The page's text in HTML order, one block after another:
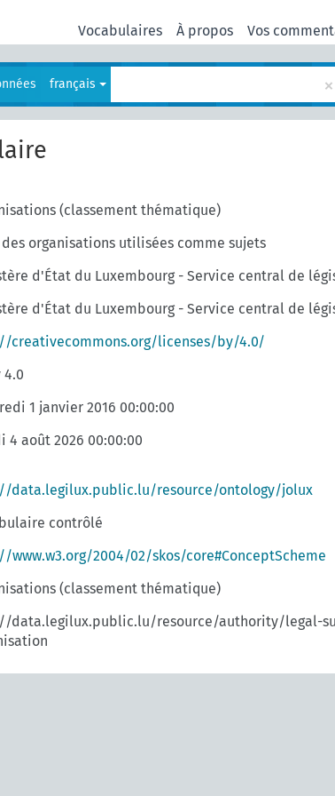
Vocabulaires À propos Vos
français ×
(classement thématique)
organisations utilisées comme sujets
d'État du Luxembourg - Service central de
d'État du Luxembourg - Service central de
creativecommons.org/licenses/by/4.0/
4.0
1 janvier 2016 00:00:00
4 août 2026 00:00:00
data.legilux.public.lu/resource/ontology/jolux
contrôlé
www.w3.org/2004/02/skos/core#ConceptScheme
(classement thématique)
data.legilux.public.lu/resource/authority/legal-